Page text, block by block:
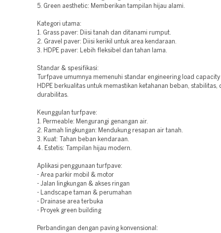
5. Green aesthetic: Memberikan tampilan hijau alami.
Kategori utama:
1. Grass paver: Diisi tanah dan ditanami rumput.
2. Gravel paver: Diisi kerikil untuk area kendaraan.
3. HDPE paver: Lebih fleksibel dan tahan lama.
Standar & spesifikasi:
Turfpave umumnya memenuhi standar engineering load
HDPE berkualitas untuk memastikan ketahanan beban, stabilitas,
durabilitas.
Keunggulan turfpave:
1. Permeable: Mengurangi genangan air.
2. Ramah lingkungan: Mendukung resapan air tanah.
3. Kuat: Tahan beban kendaraan.
4. Estetis: Tampilan hijau modern.
Aplikasi penggunaan turfpave:
- Area parkir mobil & motor
- Jalan lingkungan & akses ringan
- Landscape taman & perumahan
- Drainase area terbuka
- Proyek green building
Perbandingan dengan paving konvensional: